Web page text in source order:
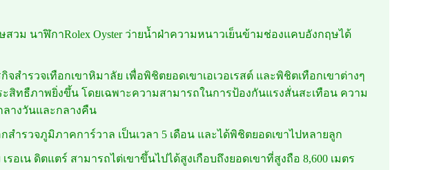
สวม นาฬิกาRolex Oyster ว่ายน้ำฝ่าความหนาวเย็นข้ามช่องแคบอังกฤษได้
จสำรวจเทือกเขาหิมาลัย เพื่อพิชิตยอดเขาเอเวอเรสต์ และพิชิตเทือกเขาต่างๆ
สิทธืภาพยิ่งขึ้น โดยเฉพาะความสามารถในการป้องกันแรงสั่นสะเทือน ความ
ลางวันและกลางคืน
สำรวจภูมิภาคการ์วาล เป็นเวลา 5 เดือน และได้พิชิตยอดเขาไปหลายลูก
รอเน ดิตแตร์ สามารถไต่เขาขึ้นไปได้สูงเกือบถึงยอดเขาที่สูงถือ 8,600 เมตร